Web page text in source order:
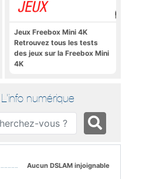
Jeux Freebox Mini 4K
Retrouvez tous les tests
des jeux sur la Freebox Mini
4K
L'info numérique
Aucun DSLAM injoignable